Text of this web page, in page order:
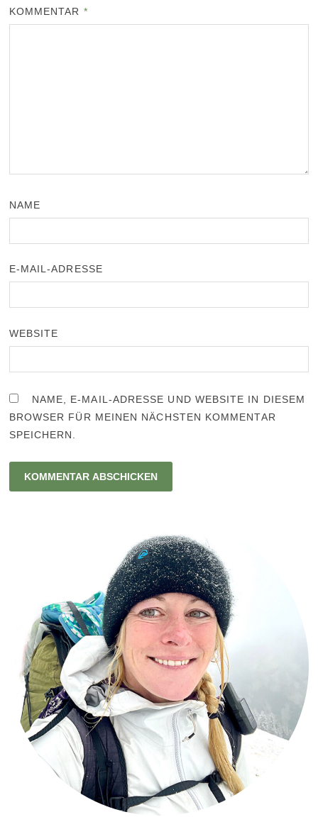
KOMMENTAR *
NAME
E-MAIL-ADRESSE
WEBSITE
NAME, E-MAIL-ADRESSE UND WEBSITE IN DIESEM
BROWSER FÜR MEINEN NÄCHSTEN KOMMENTAR
SPEICHERN.